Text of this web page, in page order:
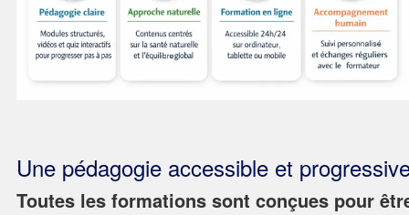
Une pédagogie accessible et
Toutes les formations sont conçues pour